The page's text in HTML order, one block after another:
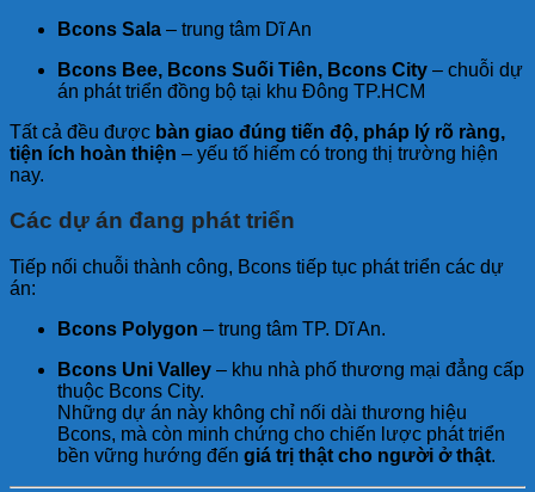
Bcons Sala – trung tâm Dĩ An
Bcons Bee, Bcons Suối Tiên, Bcons City – chuỗi dự
án phát triển đồng bộ tại khu Đông TP.HCM
Tất cả đều được bàn giao đúng tiến độ, pháp lý rõ ràng,
tiện ích hoàn thiện – yếu tố hiếm có trong thị trường hiện
nay.
Các dự án đang phát triển
Tiếp nối chuỗi thành công, Bcons tiếp tục phát triển các dự
án:
Bcons Polygon – trung tâm TP. Dĩ An.
Bcons Uni Valley – khu nhà phố thương mại đẳng cấp
thuộc Bcons City.
Những dự án này không chỉ nối dài thương hiệu
Bcons, mà còn minh chứng cho chiến lược phát triển
bền vững hướng đến giá trị thật cho người ở thật.